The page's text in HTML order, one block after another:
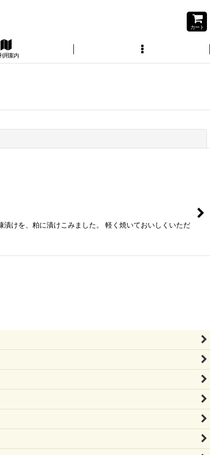
カート
用案内
けを、粕に漬けこみました。 軽く焼いておいしくいただ